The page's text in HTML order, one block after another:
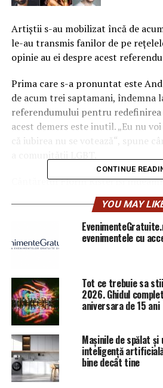
Artiştii s-au mobilizat încă de
le-au transmis fanilor de pe
opinie au ei despre acest
Prima care s-a pronuntat este
de acum trei saptamani, îndemna
referendumului pentru
acest demers este inutil. „Eu nu
că iubirea nu se votează“, spune
Cântăreţul Florin Ristei îşi
la vot pe 7 octombrie, fiind de
pentru familia tradiţională este „o
Printre cei mai vocali contestatari
numara şi Tudor Chirilă. „Este trist
el mesajul de Facebook, în care
acestui demers.
În acelaşi timp, Emil Rengle,
„Românii au talent 2018”, este şi
boicotului pentru acest
cheltuie zeci de milioane din banii
referendum care separă oamenii.
CONTINUE
YOU MAY
evenimentele cu
Tot ce trebuie sa
2026. Ghidul
aniversara de 15 ani
Mașinile de spălat
inteligență
bine decât tine